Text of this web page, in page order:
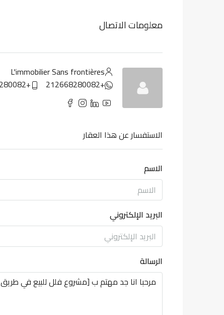
معلومات الاتصال
L'immobilier Sans frontières
+212668280082
+212668280082
الاستفسار عن هذا العقار
الاسم
البريد الإلكتروني
الرسالة